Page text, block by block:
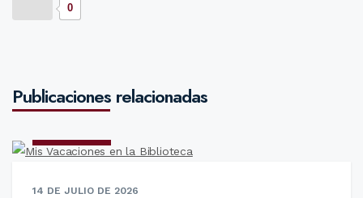
0
Publicaciones relacionadas
14 DE JULIO DE 2026